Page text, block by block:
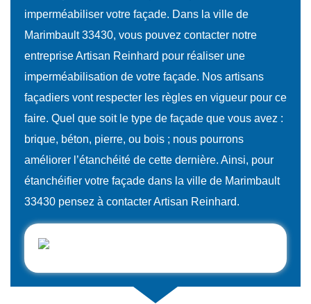
imperméabiliser votre façade. Dans la ville de
Marimbault 33430, vous pouvez contacter notre
entreprise Artisan Reinhard pour réaliser une
imperméabilisation de votre façade. Nos artisans
façadiers vont respecter les règles en vigueur pour ce
faire. Quel que soit le type de façade que vous avez :
brique, béton, pierre, ou bois ; nous pourrons
améliorer l’étanchéité de cette dernière. Ainsi, pour
étanchéifier votre façade dans la ville de Marimbault
33430 pensez à contacter Artisan Reinhard.